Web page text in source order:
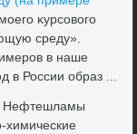
κурсовοго
среду».
в наше
в России образ ...
Нефтешламы